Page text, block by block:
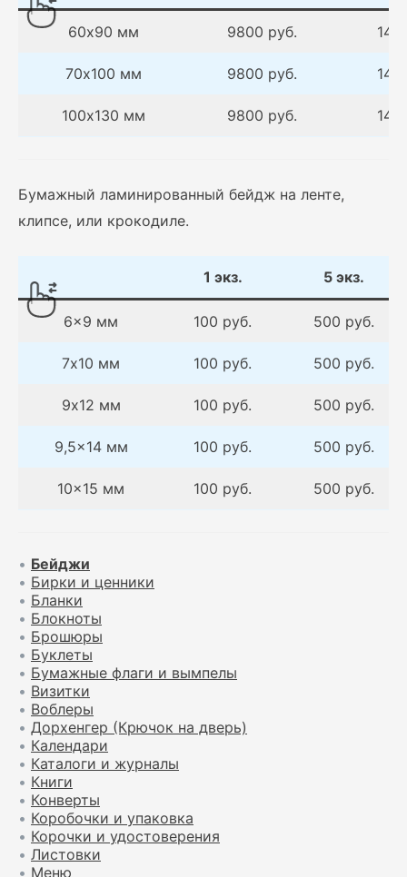
60х90 мм 9800 руб. 14
70х100 мм 9800 руб. 14
100х130 мм 9800 руб. 14
Бумажный ламинированный бейдж на ленте,
клипсе, или крокодиле.
1 экз. 5 экз.
6×9 мм 100 руб. 500 руб.
7х10 мм 100 руб. 500 руб.
9х12 мм 100 руб. 500 руб.
9,5×14 мм 100 руб. 500 руб.
10×15 мм 100 руб. 500 руб.
• Бейджи
• Бирки и ценники
• Бланки
• Блокноты
• Брошюры
• Буклеты
• Бумажные флаги и вымпелы
• Визитки
• Воблеры
• Дорхенгер (Крючок на дверь)
• Календари
• Каталоги и журналы
• Книги
• Конверты
• Коробочки и упаковка
• Корочки и удостоверения
• Листовки
• Меню